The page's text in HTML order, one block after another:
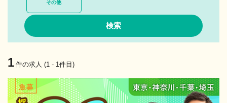
その他
1 件の求人 (1 - 1件目)